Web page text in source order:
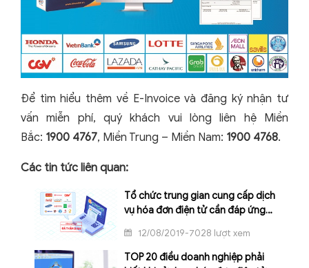
Để tìm hiểu thêm về E-Invoice và đăng ký nhận tư
vấn miễn phí, quý khách vui lòng liên hệ Miền
Bắc: 1900 4767, Miền Trung – Miền Nam: 1900 4768.
Các tin tức liên quan:
Tổ chức trung gian cung cấp dịch
vụ hóa đơn điện tử cần đáp ứng
12/08/2019-7028 lượt xem
TOP 20 điều doanh nghiệp phải